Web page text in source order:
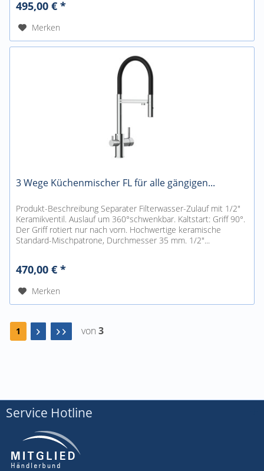
495,00 € *
Merken
3 Wege Küchenmischer FL für alle gängigen...
Produkt-Beschreibung Separater Filterwasser-Zulauf mit 1/2"
Keramikventil. Auslauf um 360°schwenkbar. Kaltstart: Griff 90°.
Der Griff rotiert nur nach vorn. Hochwertige keramische
Standard-Mischpatrone, Durchmesser 35 mm. 1/2"...
470,00 € *
Merken
1 von 3
Service Hotline